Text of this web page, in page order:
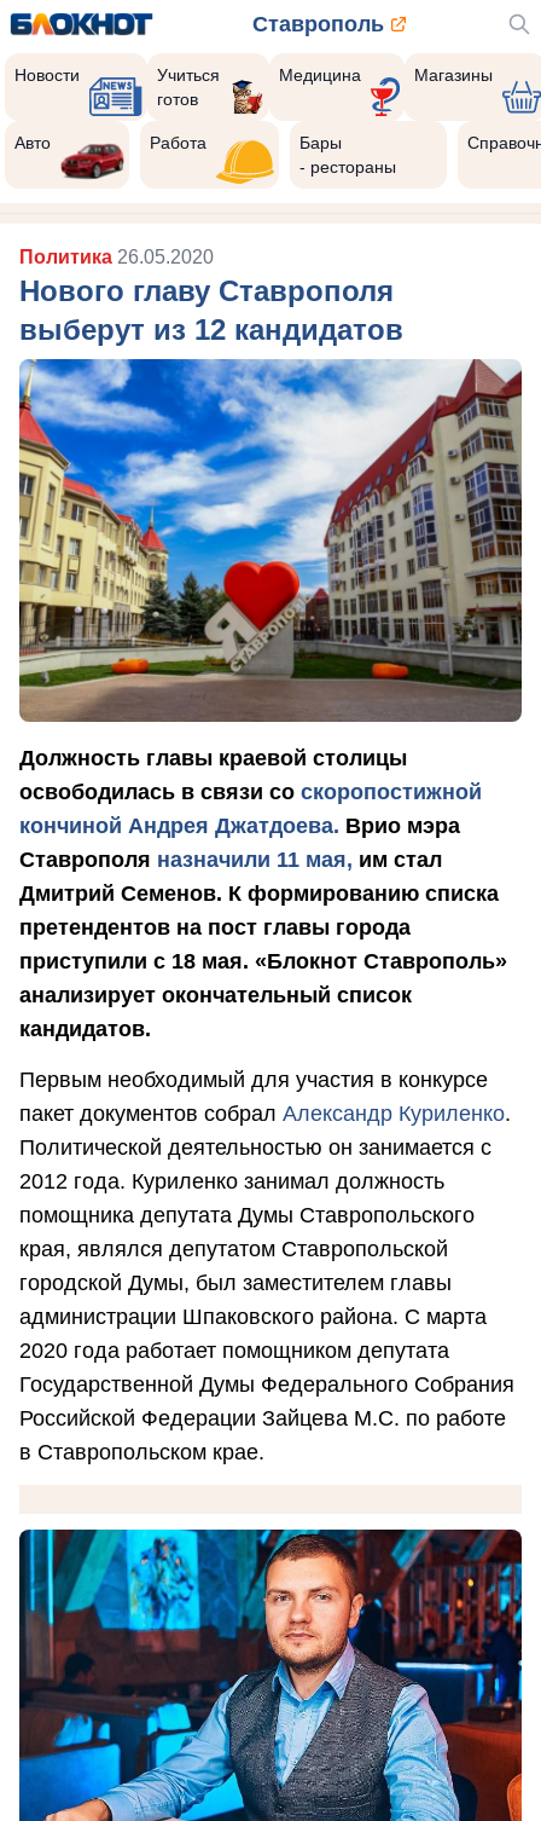
Ставрополь
Новости
Учиться
готов
Медицина Магазины
Авто Работа
Бары
- рестораны
Политика 26.05.2020
Нового главу Ставрополя
выберут из 12 кандидатов
Должность главы краевой столицы
освободилась в связи со скоропостижной
кончиной Андрея Джатдоева. Врио мэра
Ставрополя назначили 11 мая, им стал
Дмитрий Семенов. К формированию списка
претендентов на пост главы города
приступили с 18 мая. «Блокнот Ставрополь»
анализирует окончательный список
кандидатов.
Первым необходимый для участия в конкурсе
пакет документов собрал Александр Куриленко.
Политической деятельностью он занимается с
2012 года. Куриленко занимал должность
помощника депутата Думы Ставропольского
края, являлся депутатом Ставропольской
городской Думы, был заместителем главы
администрации Шпаковского района. С марта
2020 года работает помощником депутата
Государственной Думы Федерального Собрания
Российской Федерации Зайцева М.С. по работе
в Ставропольском крае.